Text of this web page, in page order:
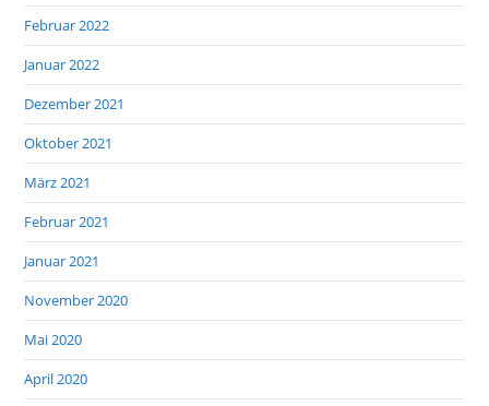
Februar 2022
Januar 2022
Dezember 2021
Oktober 2021
März 2021
Februar 2021
Januar 2021
November 2020
Mai 2020
April 2020